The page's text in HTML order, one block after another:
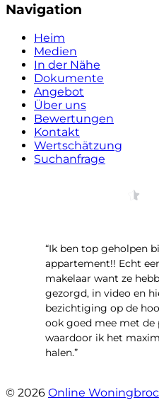
Navigation
Heim
Medien
In der Nähe
Dokumente
Angebot
Über uns
Bewertungen
Kontakt
Wertschätzung
Suchanfrage
“Ik ben top geholpen
appartement!! Echt
makelaar want ze
gezorgd, in video en
bezichtiging op de
ook goed mee met
waardoor ik het
halen.”
© 2026 Online